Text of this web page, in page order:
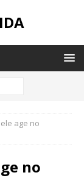
age no
no